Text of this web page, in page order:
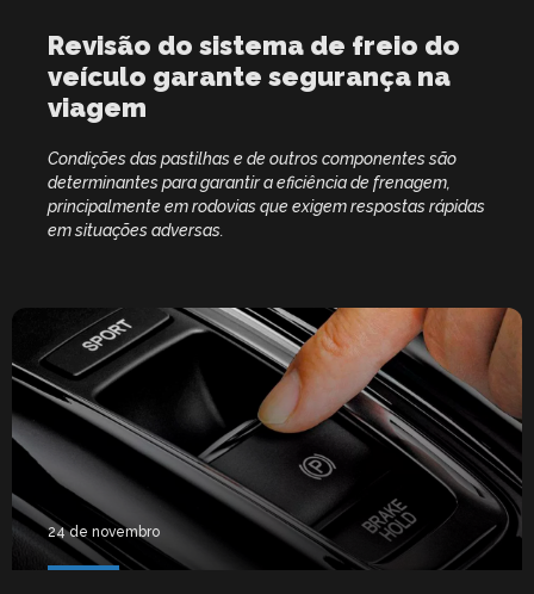
Revisão do sistema de freio do
veículo garante segurança na
viagem
Condições das pastilhas e de outros componentes são
determinantes para garantir a eficiência de frenagem,
principalmente em rodovias que exigem respostas rápidas
em situações adversas.
24 de novembro